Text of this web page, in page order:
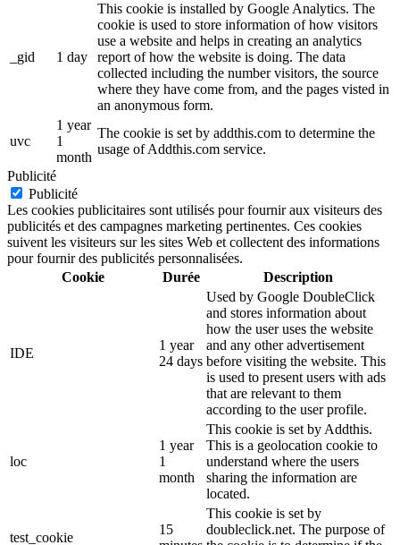
_gid 1 day
This cookie is installed by Google Analytics. The
cookie is used to store information of how visitors
use a website and helps in creating an analytics
report of how the website is doing. The data
collected including the number visitors, the source
where they have come from, and the pages visted in
an anonymous form.
uvc
1 year
1
month
The cookie is set by addthis.com to determine the
usage of Addthis.com service.
Publicité
Publicité
Les cookies publicitaires sont utilisés pour fournir aux visiteurs des
publicités et des campagnes marketing pertinentes. Ces cookies
suivent les visiteurs sur les sites Web et collectent des informations
pour fournir des publicités personnalisées.
Cookie
Durée Description
IDE
1 year
24 days
Used by Google DoubleClick
and stores information about
how the user uses the website
and any other advertisement
before visiting the website. This
is used to present users with ads
that are relevant to them
according to the user profile.
loc
1 year
1
month
This cookie is set by Addthis.
This is a geolocation cookie to
understand where the users
sharing the information are
located.
test_cookie
15
This cookie is set by
doubleclick.net. The purpose of